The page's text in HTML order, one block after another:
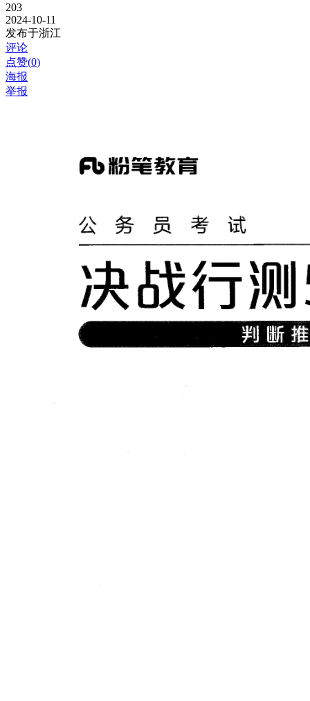
203
2024-10-11
发布于浙江
评论
点赞(0)
海报
举报